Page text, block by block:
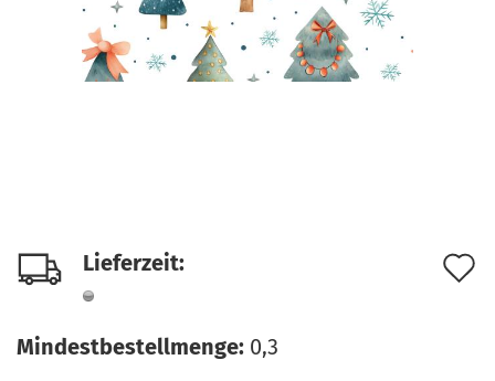
Lieferzeit:
Mindestbestellmenge: 0,3